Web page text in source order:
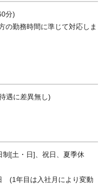
分)
の勤務時間に準じて対応しま
遇に差異無し)
[土・日]、祝日、夏季休
(1年目は入社月により変動